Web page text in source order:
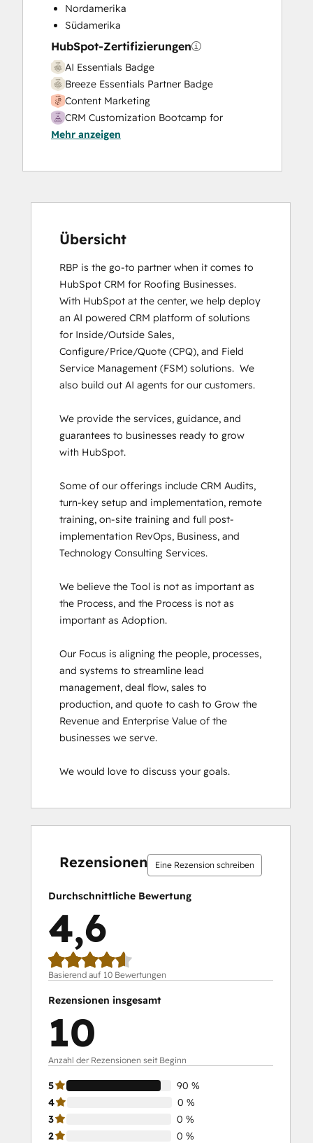
Search Engine Optimization
Social Media
Website Design
Website Development
Website Migration
Nordamerika
Südamerika
HubSpot-Zertifizierungen
AI Essentials Badge
Breeze Essentials Partner Badge
Content Marketing
CRM Customization Bootcamp for
Developers
Digital Marketing
HubSpot CMS for Developers II
HubSpot Marketing Hub Software
HubSpot Reporting
HubSpot Solutions Partner
HubSpot Trainer Certification
Inbound
Inbound Marketing
Inbound Marketing
Inbound Sales
Objectives-Based Onboarding
RevOps Bootcamp
Sales Enablement
SEO
Service Hub Software
Social Media Marketing Certification
Course
Social Media Marketing Certification II
Super Admin Bootcamp
Mehr anzeigen
Übersicht
RBP is the go-to partner when it comes to
HubSpot CRM for Roofing Businesses.
With HubSpot at the center, we help deploy
an AI powered CRM platform of solutions
for Inside/Outside Sales,
Configure/Price/Quote (CPQ), and Field
Service Management (FSM) solutions.  We
also build out AI agents for our customers.
We provide the services, guidance, and
guarantees to businesses ready to grow
with HubSpot.
Some of our offerings include CRM Audits,
turn-key setup and implementation, remote
training, on-site training and full post-
implementation RevOps, Business, and
Technology Consulting Services.
We believe the Tool is not as important as
the Process, and the Process is not as
important as Adoption.
Our Focus is aligning the people, processes,
and systems to streamline lead
management, deal flow, sales to
production, and quote to cash to Grow the
Revenue and Enterprise Value of the
businesses we serve.
We would love to discuss your goals.
Rezensionen Eine Rezension schreiben
Durchschnittliche Bewertung
4,6
Basierend auf 10 Bewertungen
Rezensionen insgesamt
10
Anzahl der Rezensionen seit Beginn
5
90 %
4
0 %
3
0 %
2
0 %